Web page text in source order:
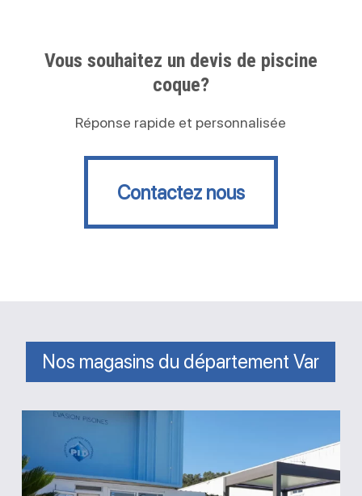
Vous souhaitez un devis de piscine
coque?
Réponse rapide et personnalisée
Contactez nous
Contactez nous
Nos magasins du département Var
Piscines